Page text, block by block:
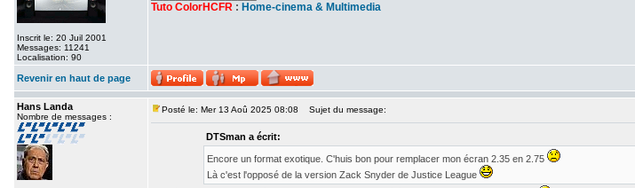
Inscrit le: 20 Juil 2001
Messages: 11241
Localisation: 90
Tuto ColorHCFR : Home-cinema & Multimedia
Revenir en haut de page
Hans Landa
Nombre de messages :
Posté le: Mer 13 Aoû 2025 08:08 Sujet du message:
DTSman a écrit:
Encore un format exotique. C'huis bon pour remplacer mon écran 2.35 en 2.75
Là c'est l'opposé de la version Zack Snyder de Justice League